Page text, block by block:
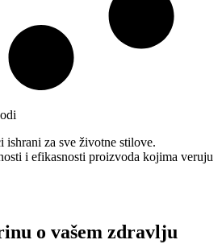
za sve životne stilove.
i efikasnosti proizvoda kojima veruju
o vašem zdravlju